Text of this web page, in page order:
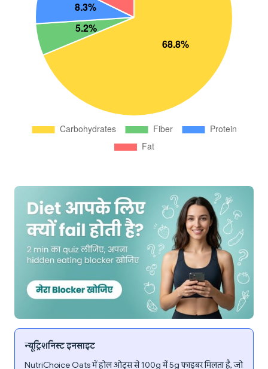
न्यूट्रिशनिस्ट इनसाइट
NutriChoice Oats में होल ओट्स से 100g में 5g फाइबर मिलता है, जो